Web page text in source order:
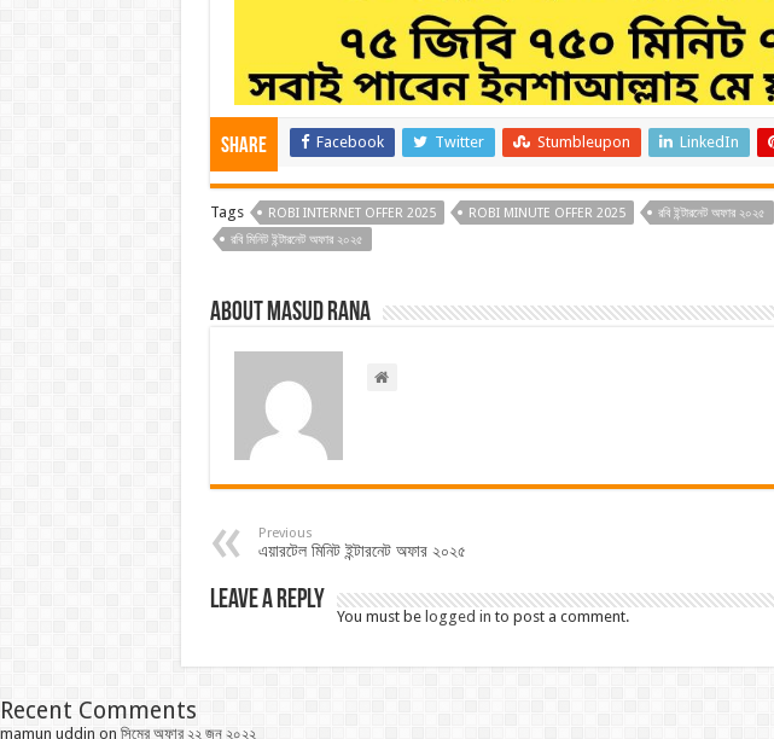
Share Facebook Twitter Stumbleupon LinkedIn
Tags ROBI INTERNET OFFER 2025 ROBI MINUTE OFFER 2025 রবি ইন্টারনেট অফার ২০২৫
রবি মিনিট ইন্টারনেট অফার ২০২৫
About Masud Rana
Previous
এয়ারটেল মিনিট ইন্টারনেট অফার ২০২৫
Leave a Reply
You must be logged in to post a comment.
Recent Comments
mamun uddin on সিমের অফার ২২ জুন ২০২২